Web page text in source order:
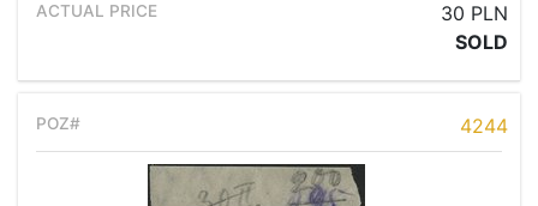
30 PLN
SOLD
4244